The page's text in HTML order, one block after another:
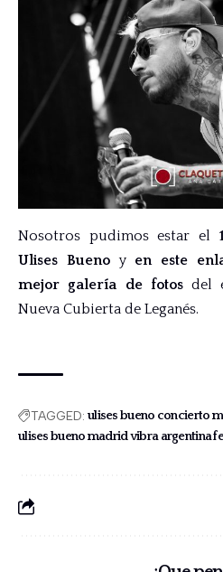
Nosotros pudimos estar el
Ulises Buenoy en este
mejor galería de fotosdel
Nueva Cubierta de Leganés.
TAGGED: ulises bueno concierto
ulises bueno madrid vibra argentina